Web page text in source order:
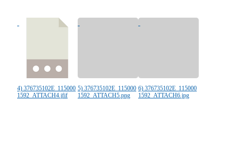
4) 376735102E_115000
1592_ATTACH4.jfif
5) 376735102E_115000
1592_ATTACH5.png
6) 376735102E_115000
1592_ATTACH6.jpg